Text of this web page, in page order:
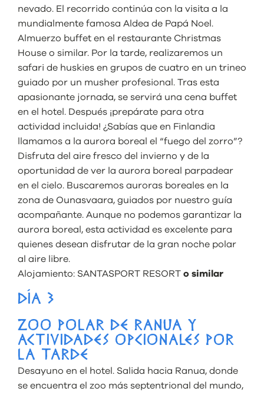
nevado. El recorrido continúa con la visita a la
mundialmente famosa Aldea de Papá Noel.
Almuerzo buffet en el restaurante Christmas
House o similar. Por la tarde, realizaremos un
safari de huskies en grupos de cuatro en un trineo
guiado por un musher profesional. Tras esta
apasionante jornada, se servirá una cena buffet
en el hotel. Después ¡prepárate para otra
actividad incluida! ¿Sabías que en Finlandia
llamamos a la aurora boreal el “fuego del zorro”?
Disfruta del aire fresco del invierno y de la
oportunidad de ver la aurora boreal parpadear
en el cielo. Buscaremos auroras boreales en la
zona de Ounasvaara, guiados por nuestro guía
acompañante. Aunque no podemos garantizar la
aurora boreal, esta actividad es excelente para
quienes desean disfrutar de la gran noche polar
al aire libre.
Alojamiento: SANTASPORT RESORT o similar
DÍA 3
ZOO POLAR DE RANUA Y
ACTIVIDADES OPCIONALES POR
LA TARDE
Desayuno en el hotel. Salida hacia Ranua, donde
se encuentra el zoo más septentrional del mundo,